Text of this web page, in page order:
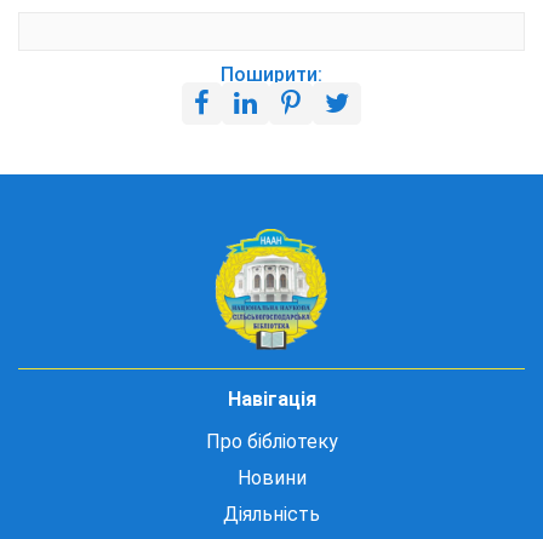
Поширити:
Навігація
Про бібліотеку
Новини
Діяльність